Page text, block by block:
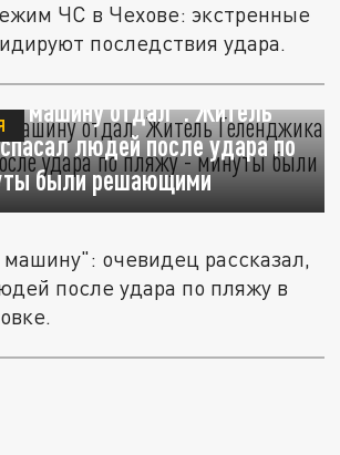
ЧС в Чехове: экстренные
последствия удара.
машину отдал". Житель
людей после удара по
были решающими
очевидец рассказал,
после удара по пляжу в